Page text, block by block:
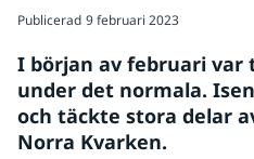
Publicerad 9 februari 2023
I början av februari
under det normala.
och täckte stora delar
Norra Kvarken.